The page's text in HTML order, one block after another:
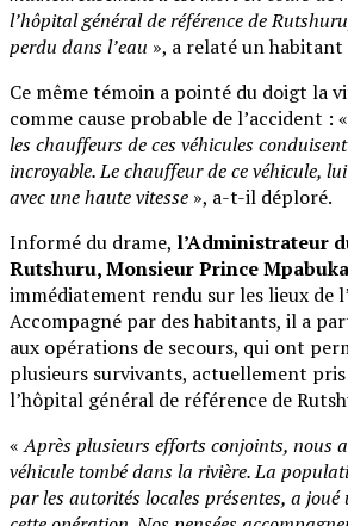
l’hôpital général de référence de
perdu dans l’eau », a relaté un
Ce même témoin a pointé du doigt la
comme cause probable de l’accident : «
les chauffeurs de ces véhicules
incroyable. Le chauffeur de ce véhicule,
avec une haute vitesse », a-t-il déploré.
Informé du drame, l’Administrateur
Rutshuru, Monsieur Prince Mpabuka
immédiatement rendu sur les lieux de
Accompagné par des habitants, il a
aux opérations de secours, qui ont
plusieurs survivants, actuellement pris
l’hôpital général de référence de
«Après plusieurs efforts conjoints, nous
véhicule tombé dans la rivière. La
par les autorités locales présentes, a